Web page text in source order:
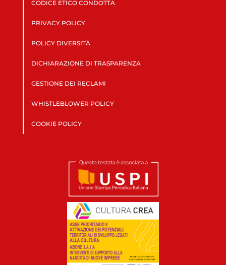
CODICE ETICO CONDOTTA
PRIVACY POLICY
POLICY DIVERSITÀ
DICHIARAZIONE DI TRASPARENZA
GESTIONE DEI RECLAMI
WHISTLEBLOWER POLICY
COOKIE POLICY